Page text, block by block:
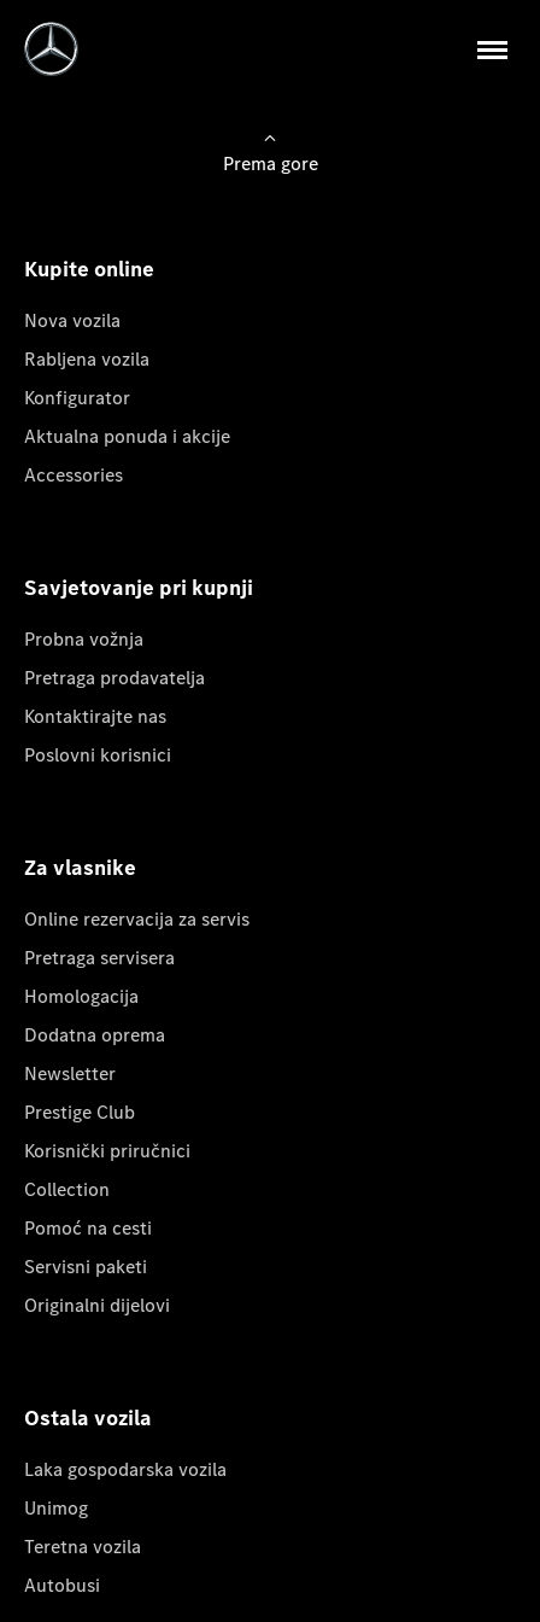
Prema gore
Kupite online
Nova vozila
Rabljena vozila
Konfigurator
Aktualna ponuda i akcije
Accessories
Savjetovanje pri kupnji
Probna vožnja
Pretraga prodavatelja
Kontaktirajte nas
Poslovni korisnici
Za vlasnike
Online rezervacija za servis
Pretraga servisera
Homologacija
Dodatna oprema
Newsletter
Prestige Club
Korisnički priručnici
Collection
Pomoć na cesti
Servisni paketi
Originalni dijelovi
Ostala vozila
Laka gospodarska vozila
Unimog
Teretna vozila
Autobusi